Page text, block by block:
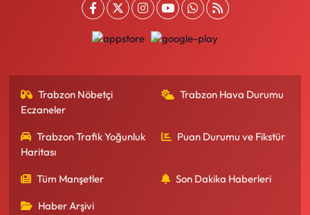
Trabzon Nöbetçi
Eczaneler
Trabzon Hava Durumu
Trabzon Trafik Yoğunluk
Haritası
Puan Durumu ve Fikstür
Tüm Manşetler Son Dakika Haberleri
Haber Arşivi